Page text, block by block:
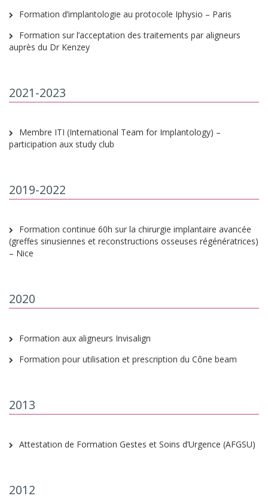
Formation d’implantologie au protocole Iphysio – Paris
Formation sur l’acceptation des traitements par aligneurs
auprès du Dr Kenzey
2021-2023
Membre ITI (International Team for Implantology) –
participation aux study club
2019-2022
Formation continue 60h sur la chirurgie implantaire avancée
(greffes sinusiennes et reconstructions osseuses régénératrices)
– Nice
2020
Formation aux aligneurs Invisalign
Formation pour utilisation et prescription du Cône beam
2013
Attestation de Formation Gestes et Soins d’Urgence (AFGSU)
2012